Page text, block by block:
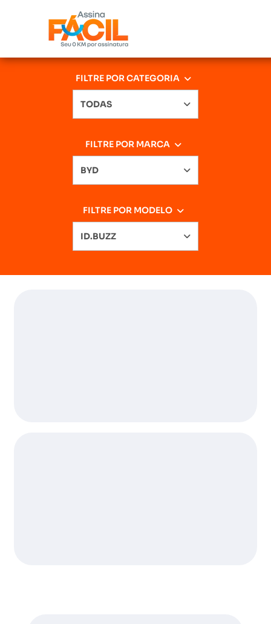
FILTRE POR CATEGORIA
TODAS
FILTRE POR MARCA
BYD
FILTRE POR MODELO
ID.BUZZ